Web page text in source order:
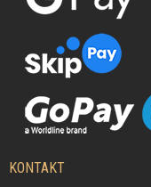
KONTAKT